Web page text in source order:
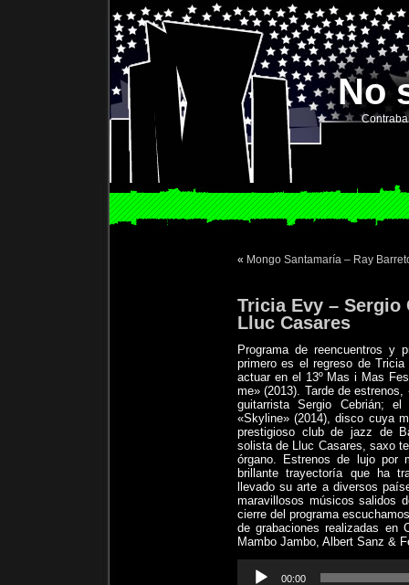
No
« Mongo Santamaría – Ray
Tricia Evy – Sergio
Lluc Casares
Programa de reencuentros y
primero es el regreso de
actuar en el 13º Mas i Mas
me» (2013). Tarde de
guitarrista Sergio Cebrián;
«Skyline» (2014), disco cuya
prestigioso club de jazz de
solista de Lluc Casares, saxo
órgano. Estrenos de lujo por
brillante trayectoría que ha
llevado su arte a diversos
maravillosos músicos salidos
cierre del programa
de grabaciones realizadas en
Mambo Jambo, Albert Sanz &
Reproductor
00:00